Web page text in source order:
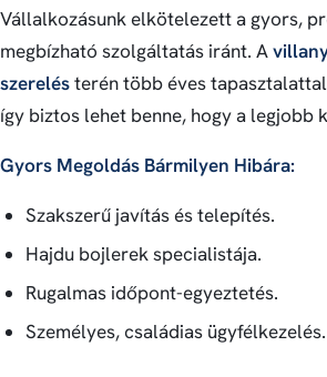
Vállalkozásunk elkötelezett a gyors,
megbízható szolgáltatás iránt. A
szerelésterén több éves
így biztos lehet benne, hogy a legjobb
Gyors Megoldás Bármilyen Hibára:
Szakszerű javítás és telepítés.
Hajdu bojlerek specialistája.
Rugalmas időpont-egyeztetés.
Személyes, családias ügyfélkezelés.